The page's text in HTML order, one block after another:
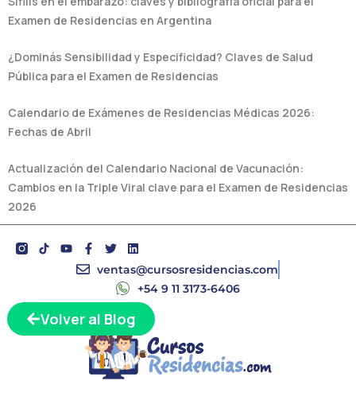
Volver al Blog
Examen de Residencias en Argentina
¿Dominás Sensibilidad y Especificidad? Claves de Salud
Pública para el Examen de Residencias
Calendario de Exámenes de Residencias Médicas 2026:
Fechas de Abril
Actualización del Calendario Nacional de Vacunación:
Cambios en la Triple Viral clave para el Examen de Residencias
2026
Y
o
b
e
F
a
c
o
o
k
-
f
T
w
i
e
r
L
i
n
e
d
i
n
ventas@cursosresidencias.com
+54 9 11 3173-6406